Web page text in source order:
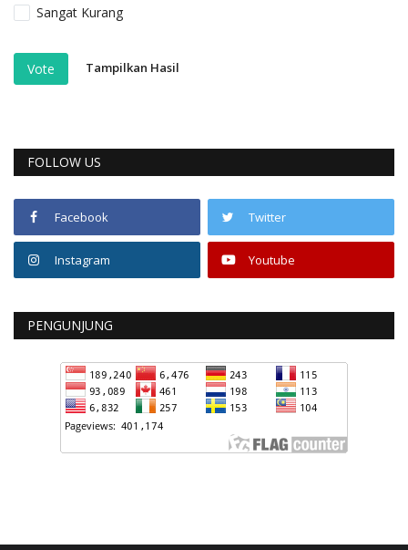
Sangat Kurang
Vote Tampilkan Hasil
FOLLOW US
Facebook Twitter
Instagram Youtube
PENGUNJUNG